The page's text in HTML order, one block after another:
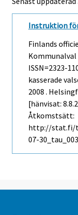
Instruktion
Finlands
ISSN=2323-
kasserade
2008 .
[hänvisat:
Åtkomstsätt:
http://stat.fi/
07-